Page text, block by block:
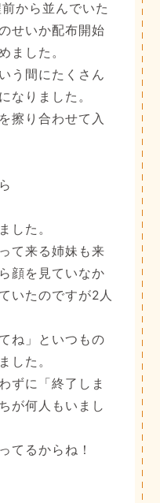
から並んでいた
せいか配布開始
ました。
う間にたくさん
なりました。
擦り合わせて入
した。
て来る姉妹も来
顔を見ていなか
いたのですが2人
ね」といつもの
した。
ずに「終了しま
が何人もいまし
てるからね！